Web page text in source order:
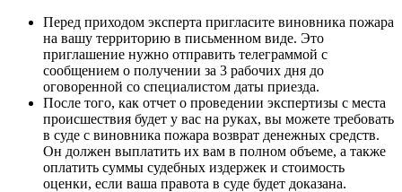
Перед приходом эксперта пригласите виновника пожара
на вашу территорию в письменном виде. Это
приглашение нужно отправить телеграммой с
сообщением о получении за 3 рабочих дня до
оговоренной со специалистом даты приезда.
После того, как отчет о проведении экспертизы с места
происшествия будет у вас на руках, вы можете требовать
в суде с виновника пожара возврат денежных средств.
Он должен выплатить их вам в полном объеме, а также
оплатить суммы судебных издержек и стоимость
оценки, если ваша правота в суде будет доказана.